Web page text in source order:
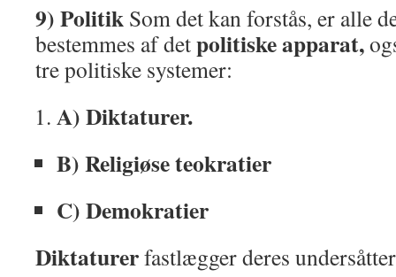
9) Politik Som det kan forstås, er alle
bestemmes af detpolitiske apparat,
tre politiske systemer:
A) Diktaturer.
B) Religiøse teokratier
C) Demokratier
Diktaturerfastlægger deres